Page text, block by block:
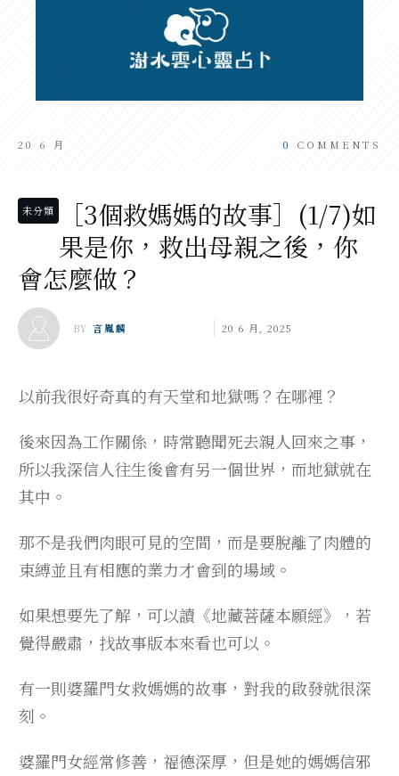
20 6 月 0 COMMENTS
未分類
［3個救媽媽的故事］(1/7)如
果是你，救出母親之後，你
會怎麼做？
BY言胤麟 20 6 月, 2025
以前我很好奇真的有天堂和地獄嗎？在哪裡？
後來因為工作關係，時常聽聞死去親人回來之事，
所以我深信人往生後會有另一個世界，而地獄就在
其中。
那不是我們肉眼可見的空間，而是要脫離了肉體的
束縛並且有相應的業力才會到的場域。
如果想要先了解，可以讀《地藏菩薩本願經》，若
覺得嚴肅，找故事版本來看也可以。
有一則婆羅門女救媽媽的故事，對我的啟發就很深
刻。
婆羅門女經常修善，福德深厚，但是她的媽媽信邪